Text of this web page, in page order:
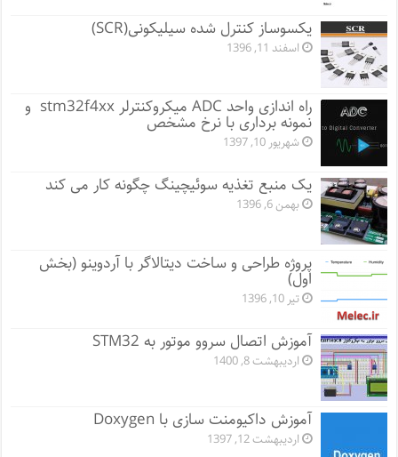
یکسوساز کنترل شده سیلیکونی(SCR)
اسفند 11, 1396
راه اندازی واحد ADC میکروکنترلر stm32f4xx و
نمونه برداری با نرخ مشخص
شهریور 10, 1397
یک منبع تغذیه سوئیچینگ چگونه کار می کند
بهمن 6, 1396
پروژه طراحی و ساخت دیتالاگر با آردوینو (بخش
اول)
تیر 10, 1396
آموزش اتصال سروو موتور به STM32
اردیبهشت 8, 1400
آموزش داکیومنت سازی با Doxygen
اردیبهشت 12, 1397